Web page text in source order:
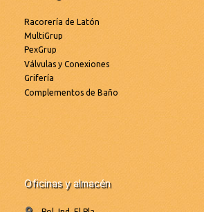
Racorería de Latón
MultiGrup
PexGrup
Válvulas y Conexiones
Grifería
Complementos de Baño
Oficinas y almacén